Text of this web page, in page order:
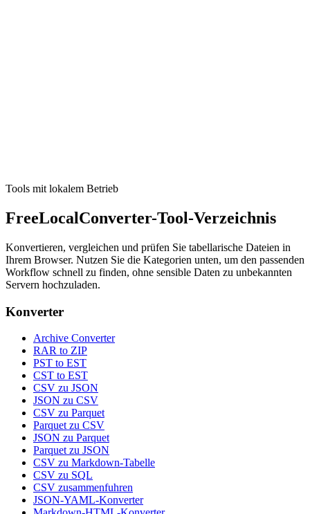
Tools mit lokalem Betrieb
FreeLocalConverter-Tool-Verzeichnis
Konvertieren, vergleichen und prüfen Sie tabellarische Dateien in
Ihrem Browser. Nutzen Sie die Kategorien unten, um den passenden
Workflow schnell zu finden, ohne sensible Daten zu unbekannten
Servern hochzuladen.
Konverter
Archive Converter
RAR to ZIP
PST to EST
CST to EST
CSV zu JSON
JSON zu CSV
CSV zu Parquet
Parquet zu CSV
JSON zu Parquet
Parquet zu JSON
CSV zu Markdown-Tabelle
CSV zu SQL
CSV zusammenfuhren
JSON-YAML-Konverter